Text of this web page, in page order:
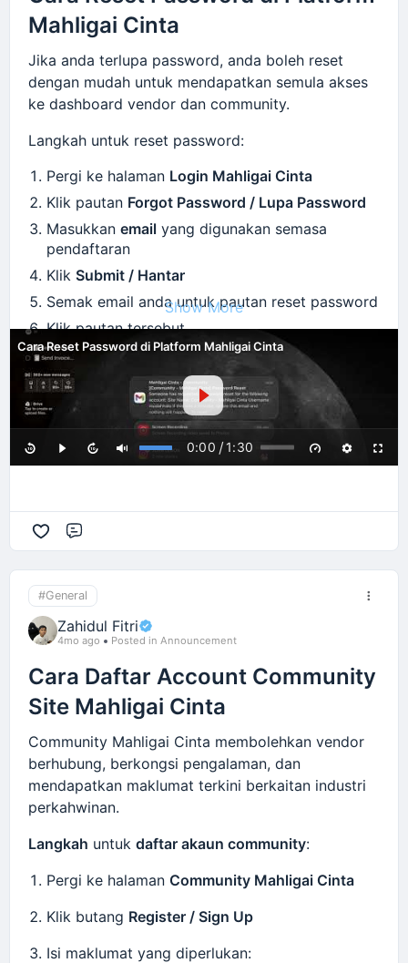
Joint promotion / campaign
Featured vendor di platform
Kolaborasi event atau wedding showcase
Kelebihan collaborationbersamaMahligai Cinta:
Peluang dapat job melalui kerjasama vendor
lain
Exposure tambahan melalui platform Mahligai
Cinta
Tingkatkan kredibiliti melalui association
dengan vendor lain
Bina hubungan jangka panjang dalam industri
kahwin
Matlamat collaboration adalah untuk mewujudkan
situasi
antara vendor supaya semua pihak
boleh berkembang dengan lebih cepat dan
tersusun.
Mahligai Cinta
Jika anda terlupa password, anda boleh reset
dengan mudah untuk mendapatkan semula akses
ke dashboard vendor dan community.
Langkah untuk reset password:
Pergi ke halaman Login Mahligai Cinta
Klik pautan Forgot Password / Lupa Password
Masukkan email yang digunakan semasa
pendaftaran
Klik Submit / Hantar
Semak email anda untuk pautan reset password
Klik pautan tersebut
Masukkanpassword baru
Klik Save / Reset Password
Login semula menggunakan password baru
Tips keselamatan:
Simpan password di tempat yang selamat
Jangan kongsi password dengan orang lain
Selepas reset password, anda boleh terus akses
semula dashboard vendor dan kemaskini
maklumat bisnes seperti biasa.
Show More
Cara Reset Password di Platform Mahligai Cinta
0:00 /1:30
#General
Zahidul Fitri
4mo ago Posted in Announcement
Cara Daftar Account Community
Site Mahligai Cinta
Community Mahligai Cinta membolehkan vendor
berhubung, berkongsi pengalaman, dan
mendapatkan maklumat terkini berkaitan industri
perkahwinan.
Langkah untuk daftar akaun community:
Pergi ke halaman Community Mahligai Cinta
Klik butang Register / Sign Up
Isi maklumat yang diperlukan: